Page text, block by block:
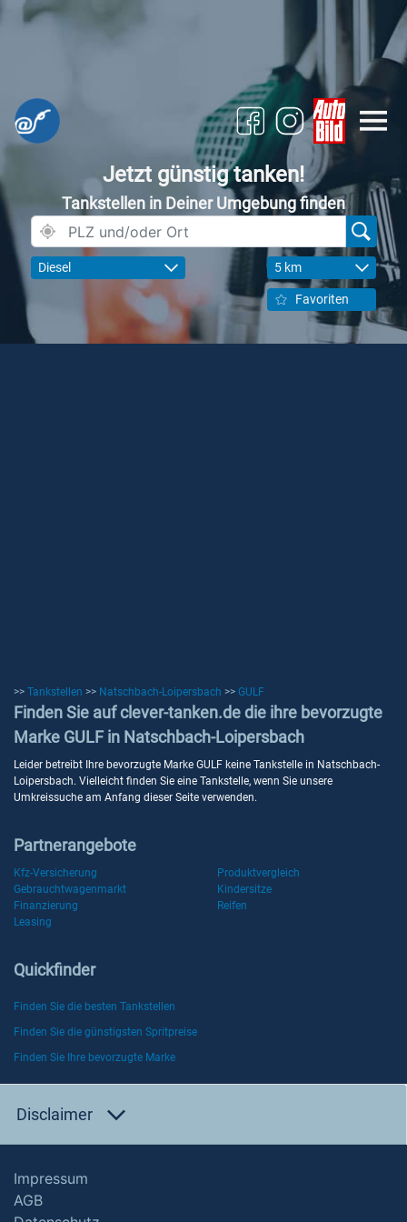
Jetzt günstig tanken!
Tankstellen in Deiner Umgebung finden
Diesel 5 km
Favoriten
>> Tankstellen >> Natschbach-Loipersbach >> GULF
Finden Sie auf clever-tanken.de die ihre bevorzugte
Marke GULF in Natschbach-Loipersbach
Leider betreibt Ihre bevorzugte Marke GULF keine Tankstelle in Natschbach-
Loipersbach. Vielleicht finden Sie eine Tankstelle, wenn Sie unsere
Umkreissuche am Anfang dieser Seite verwenden.
Partnerangebote
Kfz-Versicherung
Produktvergleich
Gebrauchtwagenmarkt
Kindersitze
Finanzierung
Reifen
Leasing
Quickfinder
Finden Sie die besten Tankstellen
Finden Sie die günstigsten Spritpreise
Finden Sie Ihre bevorzugte Marke
Disclaimer
Impressum
AGB